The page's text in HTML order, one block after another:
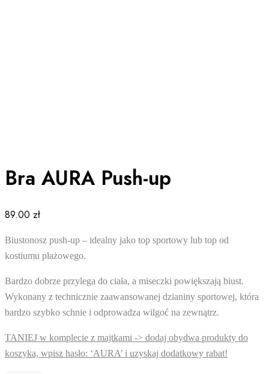
Bra AURA Push-up
89.00 zł
Biustonosz push-up – idealny jako top sportowy lub top od
kostiumu plażowego.
Bardzo dobrze przylega do ciała, a miseczki powiększają biust.
Wykonany z technicznie zaawansowanej dzianiny sportowej, która
bardzo szybko schnie i odprowadza wilgoć na zewnątrz.
TANIEJ w komplecie z majtkami -> dodaj obydwa produkty do
koszyka, wpisz hasło: ‘AURA’ i uzyskaj dodatkowy rabat!